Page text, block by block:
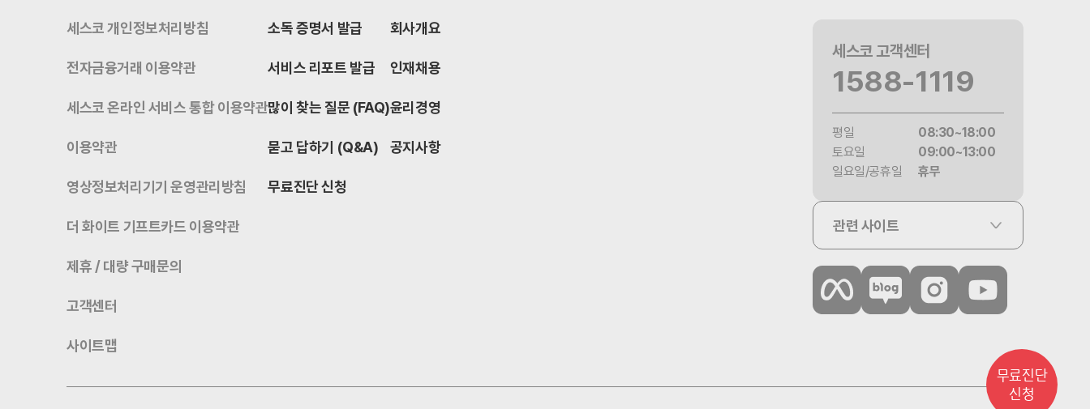
세스코 개인정보처리방침
전자금융거래 이용약관
세스코 온라인 서비스 통합 이용약관
이용약관
영상정보처리기기 운영관리방침
더 화이트 기프트카드 이용약관
제휴 / 대량 구매문의
고객센터
사이트맵
소독 증명서 발급
서비스 리포트 발급
많이 찾는 질문 (FAQ)
묻고 답하기 (Q&A)
무료진단 신청
회사개요
인재채용
윤리경영
공지사항
세스코 고객센터
1588-1119
평일
08:30~18:00
토요일
09:00~13:00
일요일/공휴일
휴무
관련 사이트
무료진단
신청